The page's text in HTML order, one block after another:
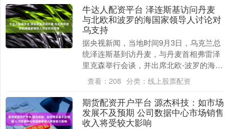
牛达人配资平台 泽连斯基访问丹麦
与北欧和波罗的海国家领导人讨论对
乌支持
据央视新闻，当地时间9月3日，乌克兰总
统泽连斯基到访丹麦，与丹麦首相弗雷泽
里克森举行会谈，并出席北欧-波罗的海国
家元首和政府首脑会议，讨论如何在前线
和谈判中进一....
查看： 208 分类： 线上股票配资
期货配资开户平台 源杰科技：如市场
发展不及预期 公司数据中心市场销售
收入将受较大影响